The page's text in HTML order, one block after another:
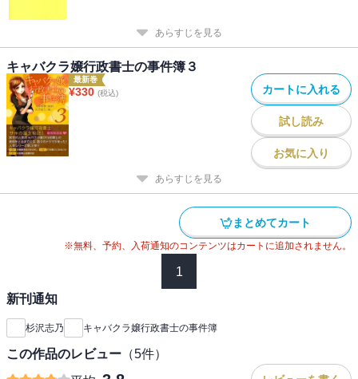
あらすじを見る
キャバクラ嬢行政書士の事件簿３
最新巻
¥330 (税込) カートに入れる
試し読み
お気に入り
あらすじを見る
まとめてカート
※無料、予約、入荷通知のコンテンツはカートに追加されません。
1
新刊通知
杉沢志乃 キャバクラ嬢行政書士の事件簿
この作品のレビュー （5件）